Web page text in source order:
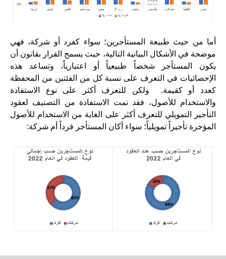
أما من حيث طبيعة المستأجرين؛ سواء كفرد أو شركة، فهي
موضحة في الأشكال البيانية التالية، حيث يسمح القرار بقانون أن
يكون المستأجر شخصاً طبيعياً أو اعتبارياً، وتساعد هذه
الإحصائيات في التعرف على نسبة كل من الفئتين من المحفظة
كعدد أو كقيمة. ولكن للتعرف أكثر على نوع الاستفادة
والاستخدام للأصول، فقد تمت الاستفادة من التصنيف لعقود
التأجير التمويلي للتعرف أكثر على الغاية من الاستخدام للأصول
المؤجرة تأجيراً تمويلياً؛ سواء أكان المستأجر فرداً أم شركة: